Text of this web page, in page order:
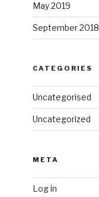
May 2019
September 2018
CATEGORIES
Uncategorised
Uncategorized
META
Log in